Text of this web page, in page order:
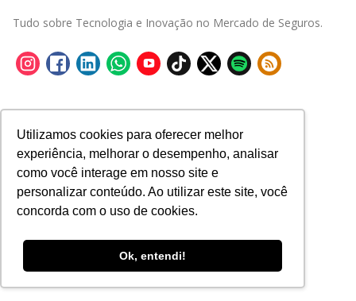
Utilizamos cookies para oferecer melhor
experiência, melhorar o desempenho, analisar
como você interage em nosso site e
personalizar conteúdo. Ao utilizar este site, você
concorda com o uso de cookies.
Ok, entendi!
Tudo sobre Tecnologia e Inovação no Mercado de Seguros.